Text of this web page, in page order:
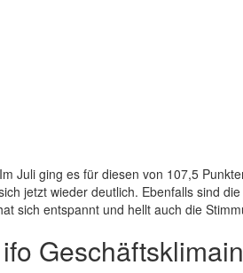
Juli ging es für diesen von 107,5
jetzt wieder deutlich. Ebenfalls sind
sich entspannt und hellt auch die